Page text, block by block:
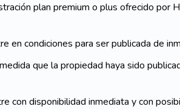
plan premium o plus ofrecido por
en condiciones para ser publicada de
que la propiedad haya sido
con disponibilidad inmediata y con